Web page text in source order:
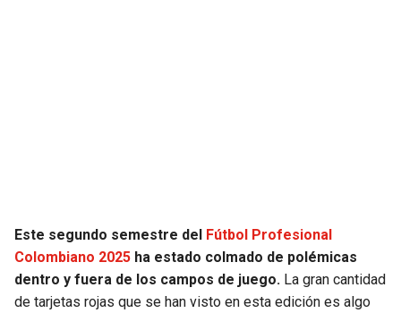
LIONS
PACKERS
NUGGETS
TIMBERWOLVES
Este segundo semestre del
Fútbol Profesional
Colombiano 2025 ha estado colmado de polémicas
dentro y fuera de los campos de juego. La gran cantidad
de tarjetas rojas que se han visto en esta edición es algo